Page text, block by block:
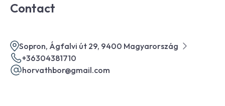
Contact
Sopron, Ágfalvi út 29, 9400 Magyarország
+36304381710
horvathbor@gmail.com